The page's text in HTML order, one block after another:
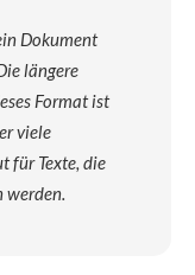
Dokument
längere
Format ist
viele
für Texte, die
werden.